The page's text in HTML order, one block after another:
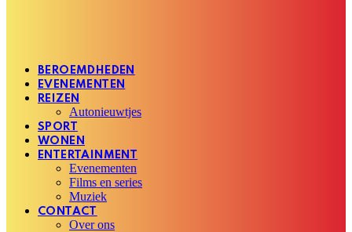
BEROEMDHEDEN
EVENEMENTEN
REIZEN
Autonieuwtjes
SPORT
WONEN
ENTERTAINMENT
Evenementen
Films en series
Muziek
CONTACT
Over ons